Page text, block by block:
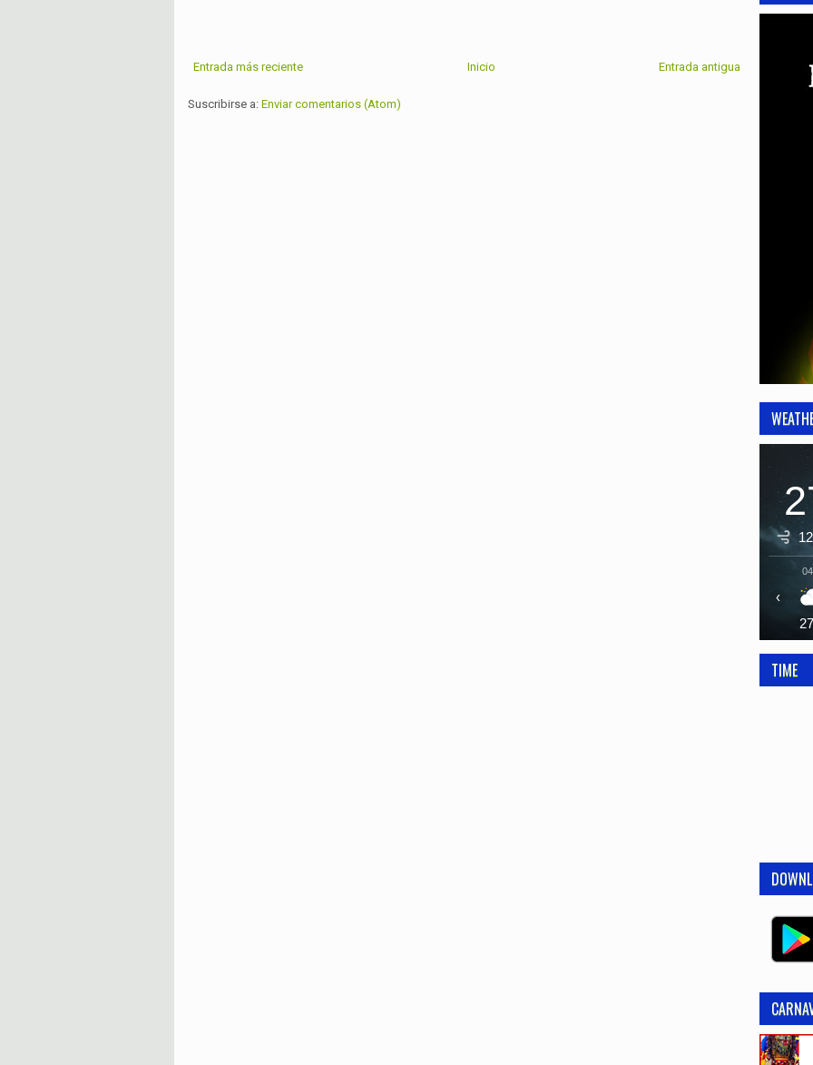
Entrada más reciente Entrada antigua
Inicio
Suscribirse a: Enviar comentarios (Atom)
‹
TIME